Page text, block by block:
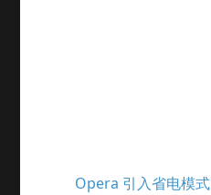
Opera 引入省电模